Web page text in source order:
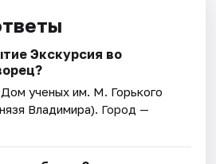
Экскурсия во
Дом ученых им. М. Горького
Владимира). Город —